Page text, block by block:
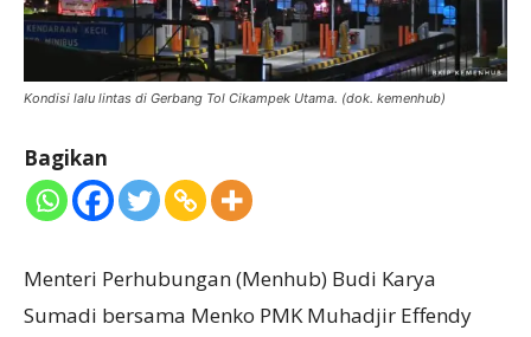
Kondisi lalu lintas di Gerbang Tol Cikampek Utama. (dok. kemenhub)
Bagikan
Menteri Perhubungan (Menhub) Budi Karya
Sumadi bersama Menko PMK Muhadjir Effendy